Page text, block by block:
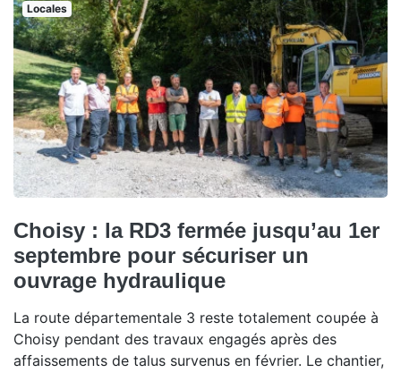
Locales
Choisy : la RD3 fermée jusqu’au 1er
septembre pour sécuriser un
ouvrage hydraulique
La route départementale 3 reste totalement coupée à
Choisy pendant des travaux engagés après des
affaissements de talus survenus en février. Le chantier,